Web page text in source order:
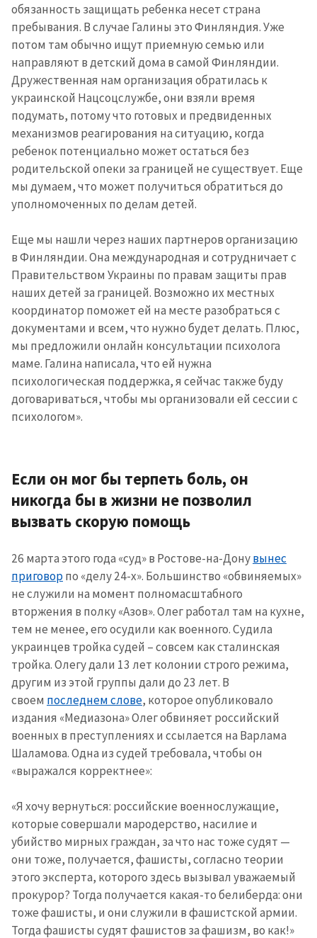
обязанность защищать ребенка несет страна
пребывания. В случае Галины это Финляндия. Уже
потом там обычно ищут приемную семью или
направляют в детский дома в самой Финляндии.
Дружественная нам организация обратилась к
украинской Нацсоцслужбе, они взяли время
подумать, потому что готовых и предвиденных
механизмов реагирования на ситуацию, когда
ребенок потенциально может остаться без
родительской опеки за границей не существует. Еще
мы думаем, что может получиться обратиться до
уполномоченных по делам детей.
Еще мы нашли через наших партнеров организацию
в Финляндии. Она международная и сотрудничает с
Правительством Украины по правам защиты прав
наших детей за границей. Возможно их местных
координатор поможет ей на месте разобраться с
документами и всем, что нужно будет делать. Плюс,
мы предложили онлайн консультации психолога
маме. Галина написала, что ей нужна
психологическая поддержка, я сейчас также буду
договариваться, чтобы мы организовали ей сессии с
психологом».
Если он мог бы терпеть боль, он
никогда бы в жизни не позволил
вызвать скорую помощь
26 марта этого года «суд» в Ростове-на-Донувынес
приговорпо «делу 24-х». Большинство «обвиняемых»
не служили на момент полномасштабного
вторжения в полку «Азов». Олег работал там на кухне,
тем не менее, его осудили как военного. Судила
украинцев тройка судей – совсем как сталинская
тройка. Олегу дали 13 лет колонии строго режима,
другим из этой группы дали до 23 лет. В
своем последнем слове, которое опубликовало
издания «Медиазона» Олег обвиняет российский
военных в преступлениях и ссылается на Варлама
Шаламова. Одна из судей требовала, чтобы он
«выражался корректнее»:
«Я хочу вернуться: российские военнослужащие,
которые совершали мародерство, насилие и
убийство мирных граждан, за что нас тоже судят —
они тоже, получается, фашисты, согласно теории
этого эксперта, которого здесь вызывал уважаемый
прокурор? Тогда получается какая-то белиберда: они
тоже фашисты, и они служили в фашистской армии.
Тогда фашисты судят фашистов за фашизм, во как!»